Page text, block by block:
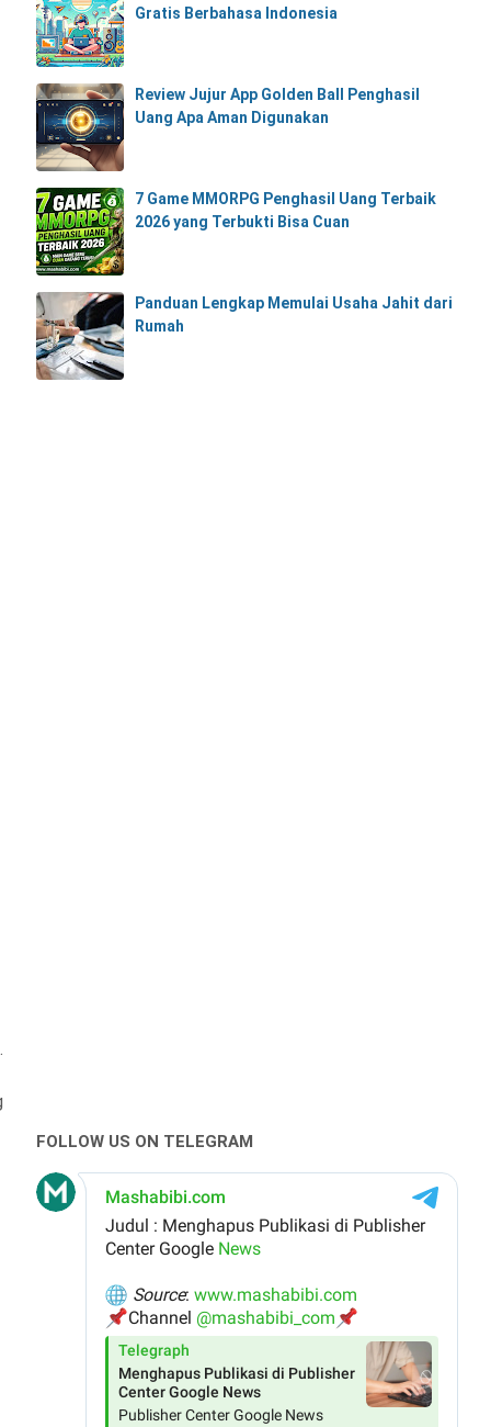
Gratis Berbahasa Indonesia
Review Jujur App Golden Ball Penghasil
Uang Apa Aman Digunakan
7 Game MMORPG Penghasil Uang Terbaik
2026 yang Terbukti Bisa Cuan
Panduan Lengkap Memulai Usaha Jahit dari
Rumah
FOLLOW US ON TELEGRAM